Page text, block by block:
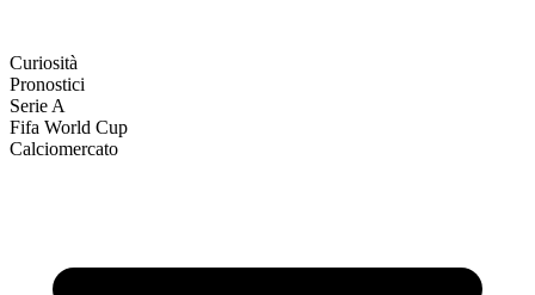
Curiosità
Pronostici
Serie A
Fifa World Cup
Calciomercato